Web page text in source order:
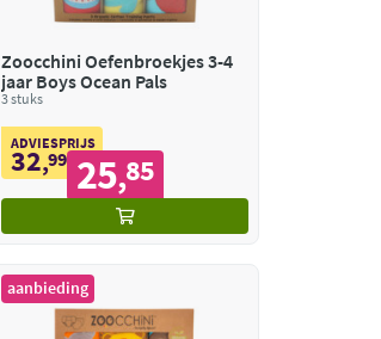
Zoocchini Oefenbroekjes 3-4
jaar Boys Ocean Pals
3 stuks
ADVIESPRIJS
32,99 25,85
aanbieding